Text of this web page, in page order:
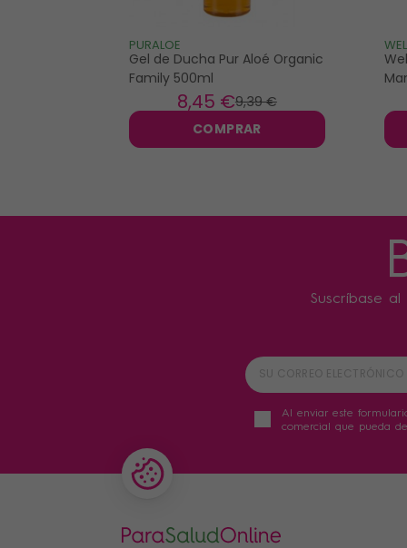
PURALOE
Gel de Ducha Pur Aloé Organic
Family 500ml
9,39 €
8,45 €
COMPRAR
Suscríbase
Al enviar este
comercial que pueda